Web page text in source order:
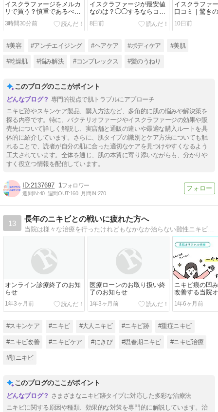
イスクラファージをメルカ
リで買う？慎重であるべき
3つの理由
3時間30分前
イスクラファージが最安値
なのは？◯◯するならココ
一択です
8日前
イスクラファ
口コミ｜驚き
のネック
10日前
#美容 #アンチエイジング #ヘアケア #ボディケア #美肌
#乾燥肌 #悩み解決 #コンプレックス #髪のうねり
このブログのここがポイント
専門的視点で肌トラブルにアプローチ
ニキビ跡やスキンケア製品、購入方法など、多角的に肌の悩みや解決策を
探る内容です。特に、バクテリオファージやイスクラファージの効果や販
売先について詳しく解説し、実店舗と通販の違いや最適な購入ルートを具
体的に紹介しています。さらに、肌タイプの識別とケア方法についても触
れることで、読者が自分の肌に合った適切なケアを見つけやすくなるよう
工夫されています。全体を通じ、肌の本質に寄り添いながらも、分かりや
すく役立つ情報を配信しています。
2137697 1
週間IN:40 週間OUT:160 月間IN:270
13
長年のニキビとの戦いに疲れた方へ
当院は様々な治療を行ったけれどもなかなか治らない難性ニキビも、最新の治療と確かな経験をもとに対処いたします。このブログは、当院で治療を受けられた方の症例を紹介するものです。人生が変わった治療を体験した方々がここにいます。
オンライン診療終了のお知
らせ
1年3ヶ月前
医療ローンのお取り扱い終
了のお知らせ
1年3ヶ月前
ニキビ痕の凹
改善する当院
療！｜SR
1年6ヶ月前
#スキンケア #ニキビ #大人ニキビ #ニキビ跡 #重症ニキビ
#ニキビ改善 #ニキビケア #にきび #思春期ニキビ #ニキビ治療
#顎ニキビ
このブログのここがポイント
さまざまなニキビ跡タイプに対応した多彩な治療法
ニキビに関する原因や種類、効果的な対策を専門的に解説しています。治